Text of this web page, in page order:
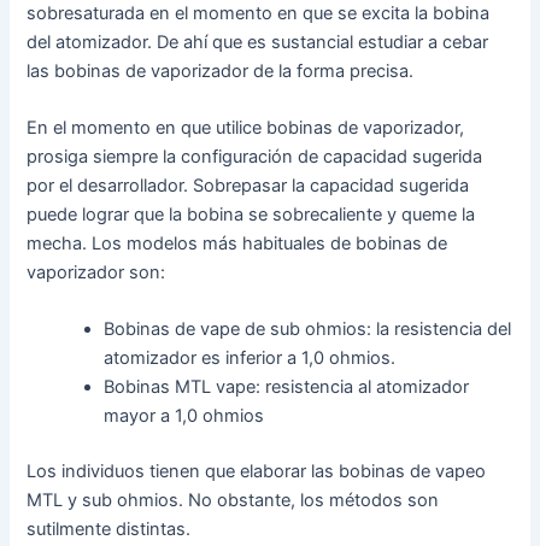
sobresaturada en el momento en que se excita la bobina
del atomizador. De ahí que es sustancial estudiar a cebar
las bobinas de vaporizador de la forma precisa.
En el momento en que utilice bobinas de vaporizador,
prosiga siempre la configuración de capacidad sugerida
por el desarrollador. Sobrepasar la capacidad sugerida
puede lograr que la bobina se sobrecaliente y queme la
mecha. Los modelos más habituales de bobinas de
vaporizador son:
Bobinas de vape de sub ohmios: la resistencia del
atomizador es inferior a 1,0 ohmios.
Bobinas MTL vape: resistencia al atomizador
mayor a 1,0 ohmios
Los individuos tienen que elaborar las bobinas de vapeo
MTL y sub ohmios. No obstante, los métodos son
sutilmente distintas.